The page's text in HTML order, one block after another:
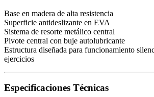
Base en madera de alta resistencia
Superficie antideslizante en EVA
Sistema de resorte metálico central
Pivote central con buje autolubricante
Estructura diseñada para funcionamiento
ejercicios
Especificaciones Técnicas